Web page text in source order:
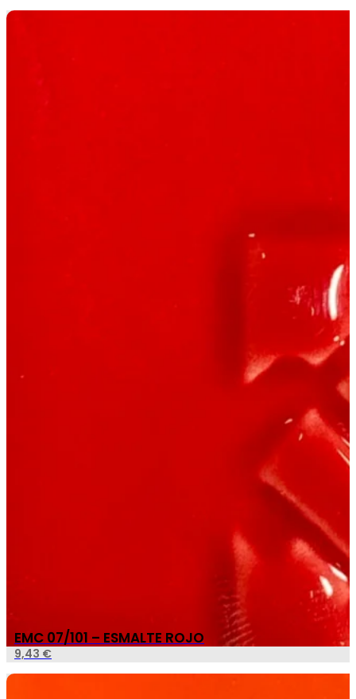
EMC 07/101 – ESMALTE ROJO
9,43 €